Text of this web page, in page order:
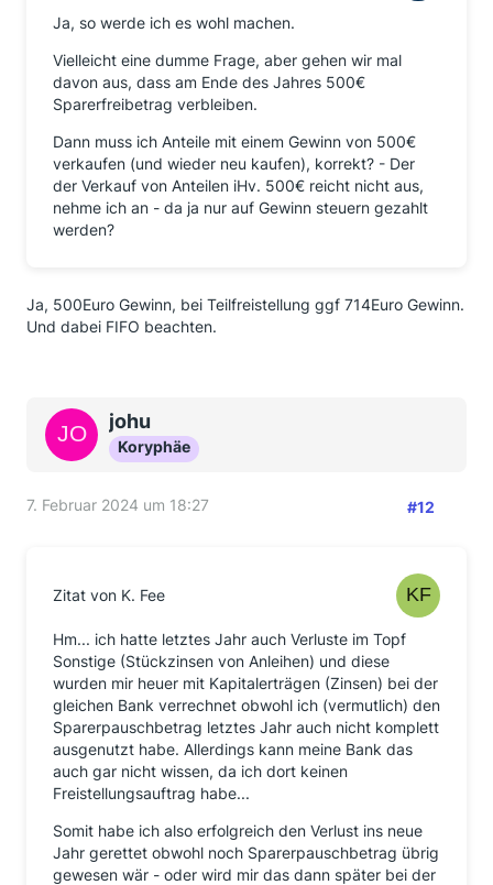
Ja, so werde ich es wohl machen.
Vielleicht eine dumme Frage, aber gehen wir mal
davon aus, dass am Ende des Jahres 500€
Sparerfreibetrag verbleiben.
Dann muss ich Anteile mit einem Gewinn von 500€
verkaufen (und wieder neu kaufen), korrekt? - Der
der Verkauf von Anteilen iHv. 500€ reicht nicht aus,
nehme ich an - da ja nur auf Gewinn steuern gezahlt
werden?
Ja, 500Euro Gewinn, bei Teilfreistellung ggf 714Euro Gewinn.
Und dabei FIFO beachten.
johu
Koryphäe
7. Februar 2024 um 18:27 #12
Zitat von K. Fee
Hm... ich hatte letztes Jahr auch Verluste im Topf
Sonstige (Stückzinsen von Anleihen) und diese
wurden mir heuer mit Kapitalerträgen (Zinsen) bei der
gleichen Bank verrechnet obwohl ich (vermutlich) den
Sparerpauschbetrag letztes Jahr auch nicht komplett
ausgenutzt habe. Allerdings kann meine Bank das
auch gar nicht wissen, da ich dort keinen
Freistellungsauftrag habe...
Somit habe ich also erfolgreich den Verlust ins neue
Jahr gerettet obwohl noch Sparerpauschbetrag übrig
gewesen wär - oder wird mir das dann später bei der